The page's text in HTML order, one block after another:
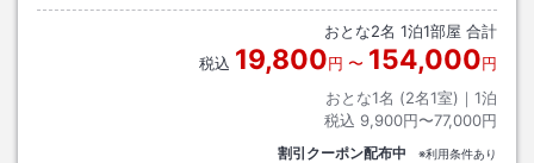
おとな2名 1泊1部屋 合計
税込 19,800円 〜 154,000円
おとな1名 (2名1室)｜ 1泊
税込 9,900円〜77,000円
割引クーポン配布中 ※利用条件あり